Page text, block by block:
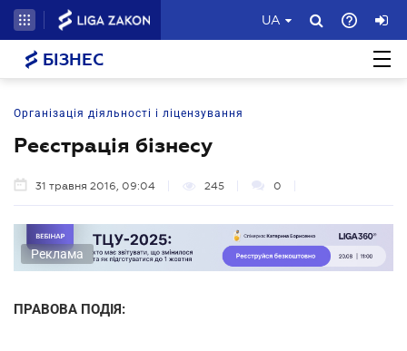
UA
БІЗНЕС
Організація діяльності і ліцензування
Реєстрація бізнесу
31 травня 2016, 09:04 245 0
Реклама
ПРАВОВА ПОДІЯ: